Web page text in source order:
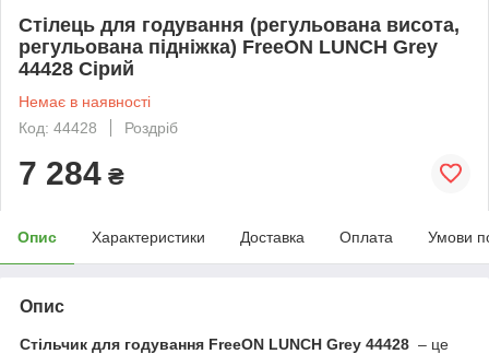
Стілець для годування (регульована висота,
регульована підніжка) FreeON LUNCH Grey
44428 Сірий
Немає в наявності
Код: 44428
Роздріб
7 284 ₴
Опис Характеристики Доставка Оплата Умови
Опис
Стільчик для годування FreeON LUNCH Grey 44428 – це